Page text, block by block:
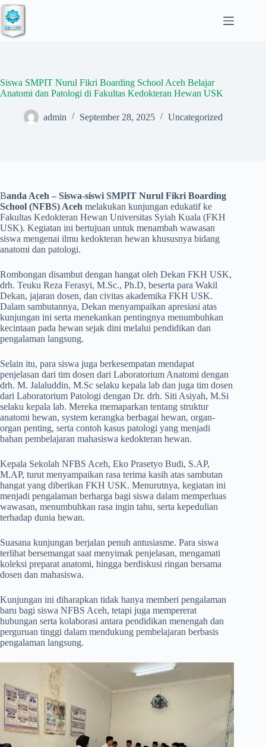
Skip
to
content
Siswa SMPIT Nurul Fikri Boarding School Aceh Belajar
Anatomi dan Patologi di Fakultas Kedokteran Hewan USK
admin September 28, 2025 Uncategorized
Banda Aceh – Siswa-siswi SMPIT Nurul Fikri Boarding
School (NFBS) Aceh melakukan kunjungan edukatif ke
Fakultas Kedokteran Hewan Universitas Syiah Kuala (FKH
USK). Kegiatan ini bertujuan untuk menambah wawasan
siswa mengenai ilmu kedokteran hewan khususnya bidang
anatomi dan patologi.
Rombongan disambut dengan hangat oleh Dekan FKH USK,
drh. Teuku Reza Ferasyi, M.Sc., Ph.D, beserta para Wakil
Dekan, jajaran dosen, dan civitas akademika FKH USK.
Dalam sambutannya, Dekan menyampaikan apresiasi atas
kunjungan ini serta menekankan pentingnya menumbuhkan
kecintaan pada hewan sejak dini melalui pendidikan dan
pengalaman langsung.
Selain itu, para siswa juga berkesempatan mendapat
penjelasan dari tim dosen dari Laboratorium Anatomi dengan
drh. M. Jalaluddin, M.Sc selaku kepala lab dan juga tim dosen
dari Laboratorium Patologi dengan Dr. drh. Siti Asiyah, M.Si
selaku kepala lab. Mereka memaparkan tentang struktur
anatomi hewan, system kerangka berbagai hewan, organ-
organ penting, serta contoh kasus patologi yang menjadi
bahan pembelajaran mahasiswa kedokteran hewan.
Kepala Sekolah NFBS Aceh, Eko Prasetyo Budi, S.AP,
M.AP, turut menyampaikan rasa terima kasih atas sambutan
hangat yang diberikan FKH USK. Menurutnya, kegiatan ini
menjadi pengalaman berharga bagi siswa dalam memperluas
wawasan, menumbuhkan rasa ingin tahu, serta kepedulian
terhadap dunia hewan.
Suasana kunjungan berjalan penuh antusiasme. Para siswa
terlihat bersemangat saat menyimak penjelasan, mengamati
koleksi preparat anatomi, hingga berdiskusi ringan bersama
dosen dan mahasiswa.
Kunjungan ini diharapkan tidak hanya memberi pengalaman
baru bagi siswa NFBS Aceh, tetapi juga mempererat
hubungan serta kolaborasi antara pendidikan menengah dan
perguruan tinggi dalam mendukung pembelajaran berbasis
pengalaman langsung.